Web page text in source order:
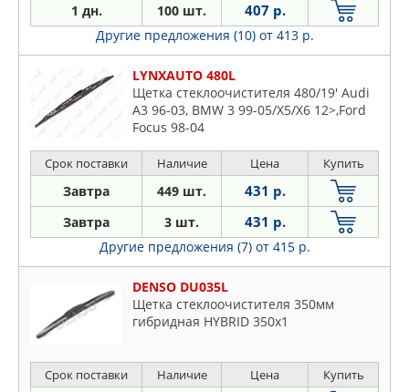
1 дн. 100 шт. 407 р.
Другие предложения (10) от 413 р.
LYNXAUTO 480L
Щетка стеклоочистителя 480/19' Audi
A3 96-03, BMW 3 99-05/X5/X6 12>,Ford
Focus 98-04
Срок поставки Наличие Цена Купить
Завтра 449 шт. 431 р.
Завтра 3 шт. 431 р.
Другие предложения (7) от 415 р.
DENSO DU035L
Щетка стеклоочистителя 350мм
гибридная HYBRID 350x1
Срок поставки Наличие Цена Купить